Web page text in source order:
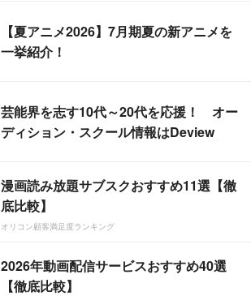
【夏アニメ2026】7月期夏の新アニメを
一挙紹介！
芸能界を志す10代～20代を応援！ オー
ディション・スクール情報はDeview
漫画読み放題サブスクおすすめ11選【徹
底比較】
オリコン顧客満足度ランキング
2026年動画配信サービスおすすめ40選
【徹底比較】